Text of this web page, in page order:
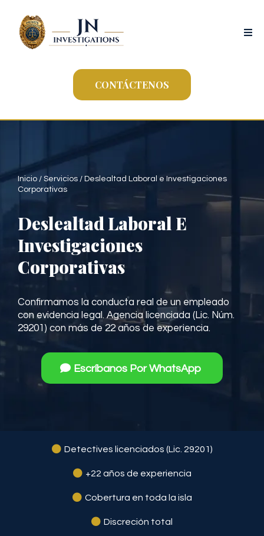
CONTÁCTENOS
Inicio / Servicios / Deslealtad Laboral e Investigaciones
Corporativas
Deslealtad Laboral E
Investigaciones
Corporativas
Confirmamos la conducta real de un empleado
con evidencia legal. Agencia licenciada (Lic. Núm.
29201) con más de 22 años de experiencia.
Escríbanos Por WhatsApp
Detectives licenciados (Lic. 29201)
+22 años de experiencia
Cobertura en toda la isla
Discreción total